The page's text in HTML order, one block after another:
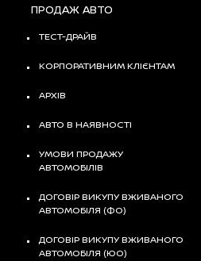
ПРОДАЖ АВТО
ТЕСТ-ДРАЙВ
КОРПОРАТИВНИМ КЛІЄНТАМ
АРХІВ
АВТО В НАЯВНОСТІ
УМОВИ ПРОДАЖУ
АВТОМОБІЛІВ
ДОГОВІР ВИКУПУ ВЖИВАНОГО
АВТОМОБІЛЯ (ФО)
ДОГОВІР ВИКУПУ ВЖИВАНОГО
АВТОМОБІЛЯ (ЮО)